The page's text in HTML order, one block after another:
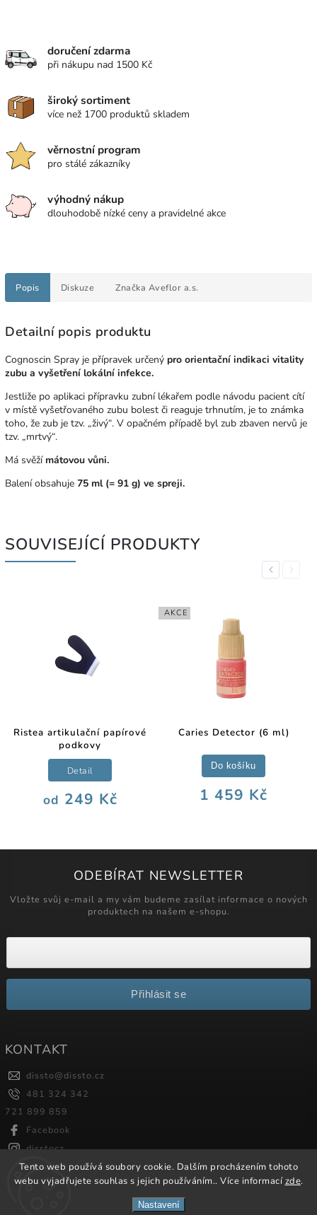
Tento web používá soubory cookie. Dalším procházením tohoto
webu vyjadřujete souhlas s jejich používáním.. Více informacízde.
Nastavení
doručení zdarma
při nákupu nad 1500 Kč
široký sortiment
více než 1700 produktů skladem
věrnostní program
pro stálé zákazníky
výhodný nákup
dlouhodobě nízké ceny a pravidelné akce
Popis Diskuze Značka Aveflor a.s.
Detailní popis produktu
Cognoscin Spray je přípravek určený pro orientační indikaci vitality
zubu a vyšetření lokální infekce.
Jestliže po aplikaci přípravku zubní lékařem podle návodu pacient cítí
v místě vyšetřovaného zubu bolest či reaguje trhnutím, je to známka
toho, že zub je tzv. „živý“. V opačném případě byl zub zbaven nervů je
tzv. „mrtvý“.
Má svěží mátovou vůni.
Balení obsahuje 75 ml (= 91 g) ve spreji.
SOUVISEJÍCÍ PRODUKTY
Previous
Ristea artikulační papírové
podkovy
od 249 Kč
Detail
AKCE
Caries Detector (6 ml)
1 459 Kč
Do košíku
Next
ODEBÍRAT NEWSLETTER
Vložte svůj e-mail a my vám budeme zasílat informace o nových
produktech na našem e-shopu.
Přihlásit se
KONTAKT
dissto@dissto.cz
481 324 342
721 899 859
Facebook
disstocz
Shoptet| Design